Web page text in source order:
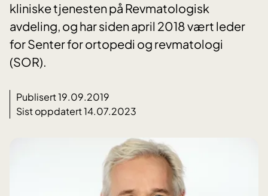
kliniske tjenesten på Revmatologisk
avdeling, og har siden april 2018 vært leder
for Senter for ortopedi og revmatologi
(SOR).
Publisert 19.09.2019
Sist oppdatert 14.07.2023